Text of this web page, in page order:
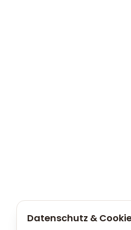
Datenschutz &